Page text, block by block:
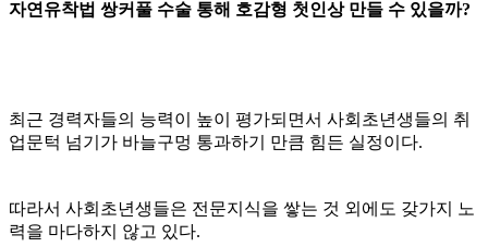
자연유착법 쌍커풀 수술 통해 호감형 첫인상 만들 수 있을까?
최근 경력자들의 능력이 높이 평가되면서 사회초년생들의 취
업문턱 넘기가 바늘구멍 통과하기 만큼 힘든 실정이다.
따라서 사회초년생들은 전문지식을 쌓는 것 외에도 갖가지 노
력을 마다하지 않고 있다.